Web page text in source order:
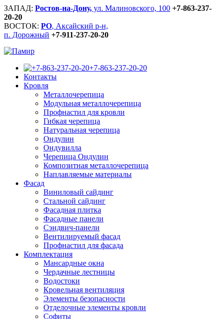
ЗАПАД: Ростов-на-Дону, ул. Малиновского, 100 +7-863-237-
20-20
ВОСТОК: РО, Аксайский р-н,
п. Дорожный +7-911-237-20-20
+7-863-237-20-20
Контакты
Кровля
Металлочерепица
Модульная металлочерепица
Профнастил для кровли
Гибкая черепица
Натуральная черепица
Ондулин
Ондувилла
Черепица Ондулин
Композитная металлочерепица
Наплавляемые материалы
Фасад
Виниловый сайдинг
Стальной сайдинг
Фасадная плитка
Фасадные панели
Сэндвич-панели
Вентилируемый фасад
Профнастил для фасада
Комплектация
Мансардные окна
Чердачные лестницы
Водостоки
Кровельная вентиляция
Элементы безопасности
Отделочные элементы кровли
Софиты